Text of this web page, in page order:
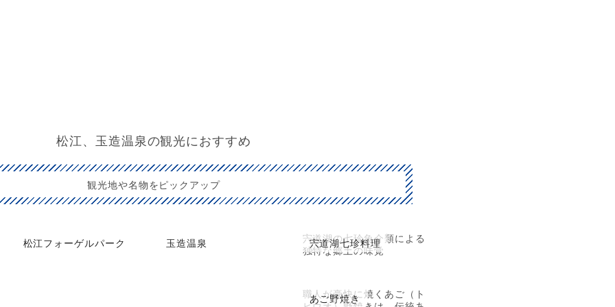
松江、玉造温泉の観光におすすめ
観光地や名物をピックアップ
松江フォーゲルパーク 玉造温泉 宍道湖七珍料理
宍道湖の七珍魚介類による
独特な郷土の味覚
あご野焼き
職人が豪快に焼くあご（ト